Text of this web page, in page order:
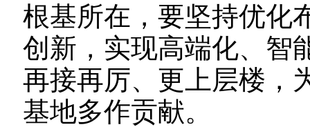
根基所在，要坚持优化
创新，实现高端化、智
再接再厉、更上层楼，
基地多作贡献。